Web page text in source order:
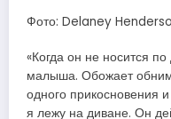
Фото: Delaney
«Когда он не носится
малыша. Обожает
одного прикосновения
я лежу на диване. Он